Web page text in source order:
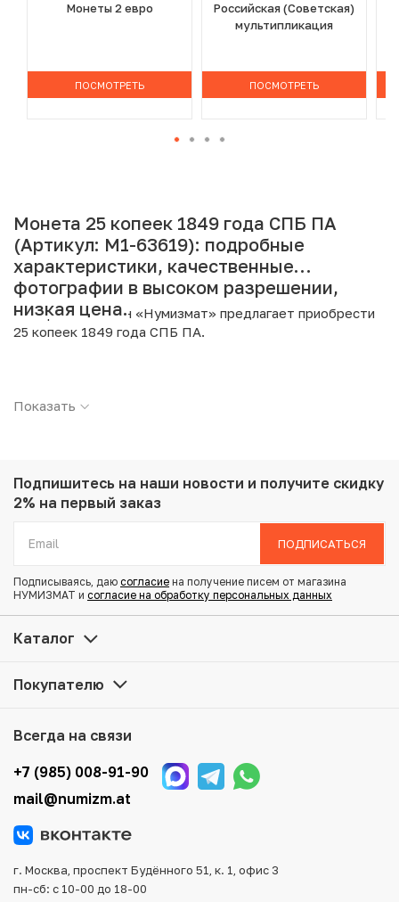
Монеты 2 евро
ПОСМОТРЕТЬ
Российская (Советская)
мультипликация
ПОСМОТРЕТЬ
Монета 25 копеек 1849 года СПБ ПА
(Артикул: M1-63619): подробные
характеристики, качественные
фотографии в высоком разрешении,
низкая цена.
Интернет магазин «Нумизмат» предлагает приобрести
25 копеек 1849 года СПБ ПА.
Страна: Российская Империя
Металл: Серебро
Проба: 868
Состояние: XF
Купить 25 копеек 1849 года СПБ ПА по привлекательной
представленные в каталоге, находятся в наличии на
Мы доставим Ваш заказ в любой регион России, кроме
того, возможен самовывоз товара из офиса магазина.
Для вашего удобства представлены несколько способов
оплаты и доставки заказа. Все отправления надежно и
повреждения во время доставки.
Показать
Подпишитесь на наши новости и получите скидку
2% на первый заказ
ПОДПИСАТЬСЯ
Подписываясь, даю согласие на получение писем от магазина
НУМИЗМАТ и согласие на обработку персональных данных
Каталог
Покупателю
Всегда на связи
+7 (985) 008-91-90
mail@numizm.at
г. Москва, проспект Будённого 51, к. 1, офис 3
пн-сб: с 10-00 до 18-00